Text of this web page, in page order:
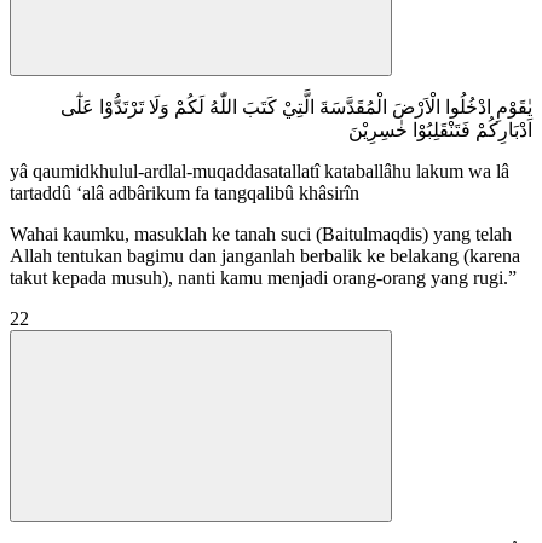
يٰقَوْمِ ادْخُلُوا الْاَرْضَ الْمُقَدَّسَةَ الَّتِيْ كَتَبَ اللّٰهُ لَكُمْ وَلَا تَرْتَدُّوْا عَلٰٓى
اَدْبَارِكُمْ فَتَنْقَلِبُوْا خٰسِرِيْنَ
yâ qaumidkhulul-ardlal-muqaddasatallatî kataballâhu lakum wa lâ
tartaddû ‘alâ adbârikum fa tangqalibû khâsirîn
Wahai kaumku, masuklah ke tanah suci (Baitulmaqdis) yang telah
Allah tentukan bagimu dan janganlah berbalik ke belakang (karena
takut kepada musuh), nanti kamu menjadi orang-orang yang rugi.”
22